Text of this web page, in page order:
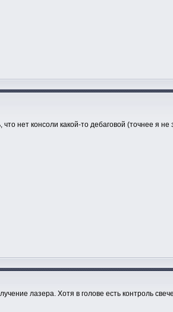
нет консоли какой-то дебаговой (точнее я
лазера. Хотя в голове есть контроль